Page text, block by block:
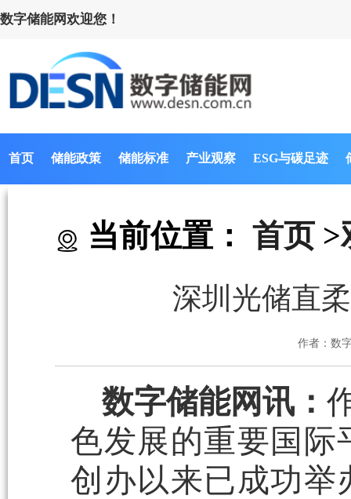
数字储能网欢迎您！
首页 储能政策 储能标准 产业观察 ESG与碳足迹
当前位置： 首页 >
深圳光储直
作者：数
数字储能网讯：
色发展的重要国际
创办以来已成功举